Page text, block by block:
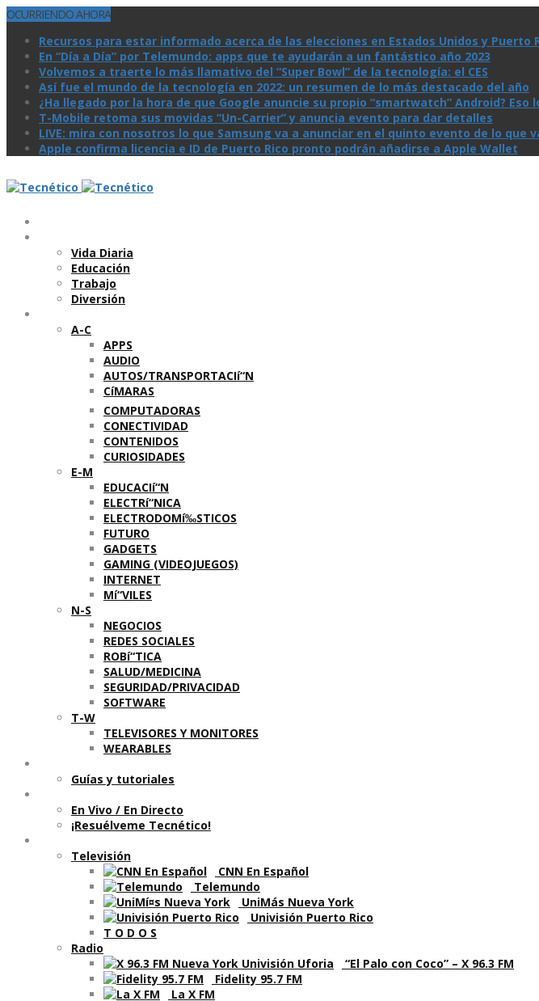
OCURRIENDO AHORA
Recursos para estar informado acerca de las elecciones en Estados Unidos y Puerto
En “Día a Día” por Telemundo: apps que te ayudarán a un fantástico año 2023
Volvemos a traerte lo más llamativo del “Super Bowl” de la tecnologí­a: el CES
Así­ fue el mundo de la tecnologí­a en 2022: un resumen de lo más destacado del año
¿Ha llegado por la hora de que Google anuncie su propio “smartwatch” Android?
T-Mobile retoma sus movidas “Un-Carrier” y anuncia evento para dar detalles
LIVE: mira con nosotros lo que Samsung va a anunciar en el quinto evento de lo que
Apple confirma licencia e ID de Puerto Rico pronto podrán añadirse a Apple Wallet
Vida Diaria
Educación
Trabajo
Diversión
A-C
APPS
AUDIO
AUTOS/TRANSPORTACIí“N
CíMARAS
COMPUTADORAS
CONECTIVIDAD
CONTENIDOS
CURIOSIDADES
E-M
EDUCACIí“N
ELECTRí“NICA
ELECTRODOMí‰STICOS
FUTURO
GADGETS
GAMING (VIDEOJUEGOS)
INTERNET
Mí“VILES
N-S
NEGOCIOS
REDES SOCIALES
ROBí“TICA
SALUD/MEDICINA
SEGURIDAD/PRIVACIDAD
SOFTWARE
T-W
TELEVISORES Y MONITORES
WEARABLES
Guí­as y tutoriales
En Vivo / En Directo
¡Resuélveme Tecnético!
Televisión
CNN En Español
Telemundo
UniMás Nueva York
Univisión Puerto Rico
T O D O S
Radio
“El Palo con Coco” – X 96.3 FM
Fidelity 95.7 FM
La X FM